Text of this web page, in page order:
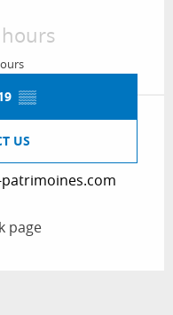
▒▒
US
page